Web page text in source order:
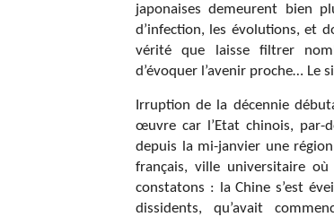
japonaises demeurent bien
d’infection, les évolutions, et
vérité que laisse filtrer
d’évoquer l’avenir proche… Le
Irruption de la décennie
œuvre car l’Etat chinois, par-
depuis la mi-janvier une
français, ville universitaire
constatons : la Chine s’est
dissidents, qu’avait